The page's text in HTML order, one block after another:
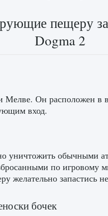
пещеру
Dogma 2
Он расположен в
вход.
обычными
по игровому
желательно запастись
бочек